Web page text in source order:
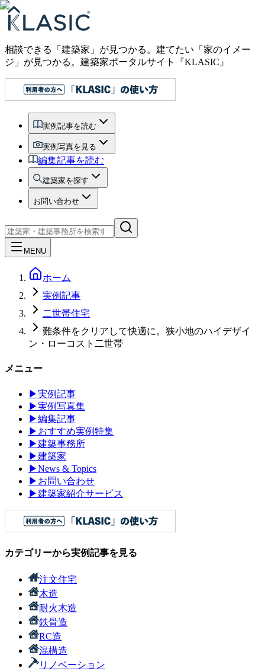
相談できる「建築家」が見つかる。建てたい「家のイメー
ジ」が見つかる。 建築家ポータルサイト『KLASIC』
実例記事を読む
実例写真を見る
編集記事を読む
建築家を探す
お問い合わせ
MENU
ホーム
実例記事
二世帯住宅
難条件をクリアして快適に。狭小地のハイデザイ
ン・ローコスト二世帯
メニュー
▶実例記事
▶実例写真集
▶編集記事
▶ おすすめ実例特集
▶建築事務所
▶建築家
▶News & Topics
▶ お問い合わせ
▶建築家紹介サービス
カテゴリーから実例記事を見る
注文住宅
木造
耐火木造
鉄骨造
RC造
混構造
リノベーション